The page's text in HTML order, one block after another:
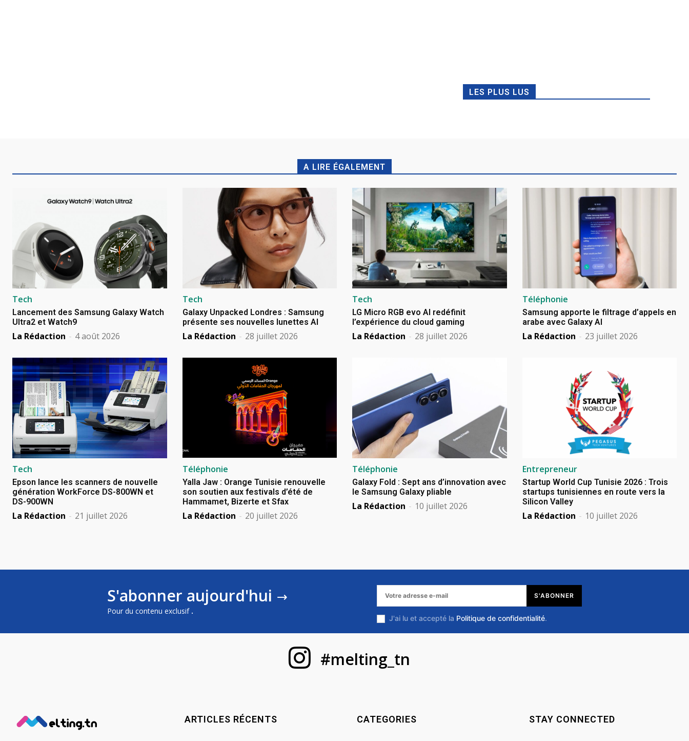
LES PLUS LUS
A LIRE ÉGALEMENT
Tech
Lancement des Samsung Galaxy Watch
Ultra2 et Watch9
La Rédaction - 4 août 2026
Tech
Galaxy Unpacked Londres : Samsung
présente ses nouvelles lunettes AI
La Rédaction - 28 juillet 2026
Tech
LG Micro RGB evo AI redéfinit
l’expérience du cloud gaming
La Rédaction - 28 juillet 2026
Téléphonie
Samsung apporte le filtrage d’appels en
arabe avec Galaxy AI
La Rédaction - 23 juillet 2026
Tech
Epson lance les scanners de nouvelle
génération WorkForce DS-800WN et
DS-900WN
La Rédaction - 21 juillet 2026
Téléphonie
Yalla Jaw : Orange Tunisie renouvelle
son soutien aux festivals d’été de
Hammamet, Bizerte et Sfax
La Rédaction - 20 juillet 2026
Téléphonie
Galaxy Fold : Sept ans d’innovation avec
le Samsung Galaxy pliable
La Rédaction - 10 juillet 2026
Entrepreneur
Startup World Cup Tunisie 2026 : Trois
startups tunisiennes en route vers la
Silicon Valley
La Rédaction - 10 juillet 2026
S'abonner aujourd'hui
Pour du contenu exclusif .
S'ABONNER
J'ai lu et accepté la Politique de confidentialité.
#melting_tn
ARTICLES RÉCENTS CATEGORIES STAY CONNECTED